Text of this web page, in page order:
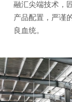
融汇尖端技术，
产品配置，严谨
良血统。